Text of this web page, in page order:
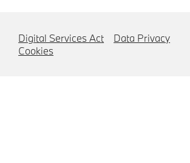
Digital Services Act
Data Privacy
Cookies